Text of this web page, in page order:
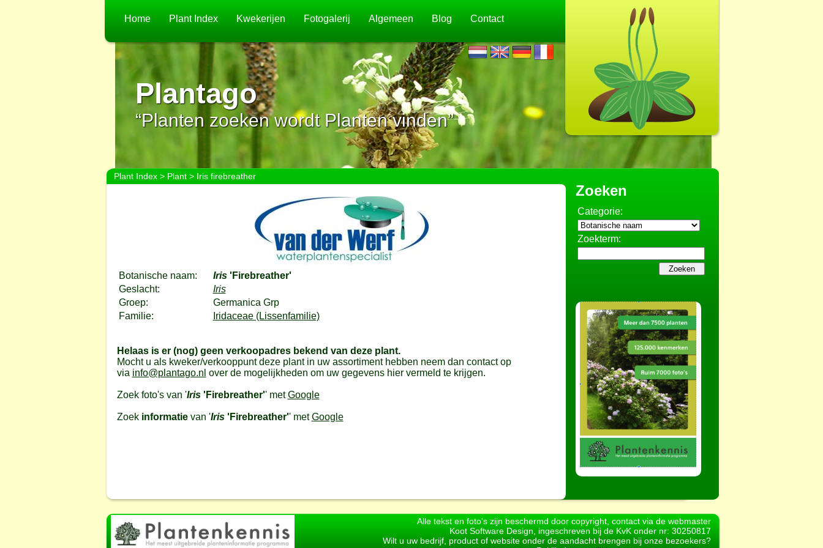
Home Plant Index Kwekerijen Fotogalerij Algemeen Blog Contact
Plantago
“Planten zoeken wordt Planten vinden”
Plant Index> Plant> Iris firebreather
Botanische naam: Iris'Firebreather'
Geslacht:
Iris
Groep:
Germanica Grp
Familie:
Iridaceae (Lissenfamilie)
Helaas is er (nog) geen verkoopadres bekend van deze plant.
Mocht u als kweker/verkooppunt deze plant in uw assortiment hebben neem dan contact op
via info@plantago.nl over de mogelijkheden om uw gegevens hier vermeld te krijgen.
Zoek foto's van 'Iris'Firebreather'' metGoogle
Zoek informatievan 'Iris'Firebreather'' metGoogle
Zoeken
Categorie:
Zoekterm:
Alle tekst en foto's zijn beschermd door copyright, contact via de webmaster
Koot Software Design, ingeschreven bij de KvK onder nr: 30250817
Wilt u uw bedrijf, product of website onder de aandacht brengen bij onze bezoekers?